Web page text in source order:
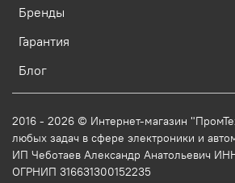
Бренды
Гарантия
Блог
2016 - 2026 © Интернет-магазин
любых задач в сфере электроники и
ИП Чеботаев Александр Анатольевич
ОГРНИП 316631300152235